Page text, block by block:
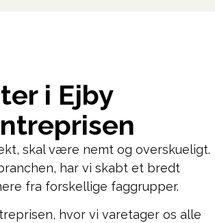
i Ejby
skal være nemt og overskueligt.
har vi skabt et bredt
fra forskellige faggrupper.
hvor vi varetager os alle